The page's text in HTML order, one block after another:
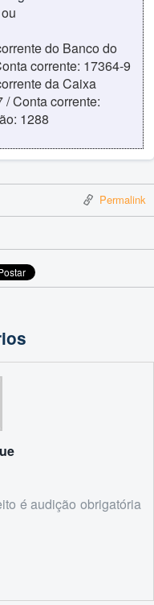
do Banco do
corrente: 17364-9
da Caixa
Conta corrente:
1288
Permalink
é audição obrigatória